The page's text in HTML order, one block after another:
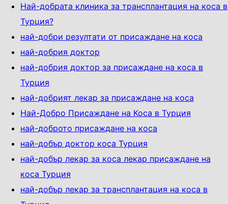
Най-добрата клиника за трансплантация на коса в
Турция?
най-добри резултати от присаждане на коса
най-добрия доктор
най-добрия доктор за присаждане на коса в
Турция
най-добрият лекар за присаждане на коса
Най-Добро Присаждане на Коса в Турция
най-доброто присаждане на коса
най-добър доктор коса Турция
най-добър лекар за коса лекар присаждане на
коса Турция
най-добър лекар за трансплантация на коса в